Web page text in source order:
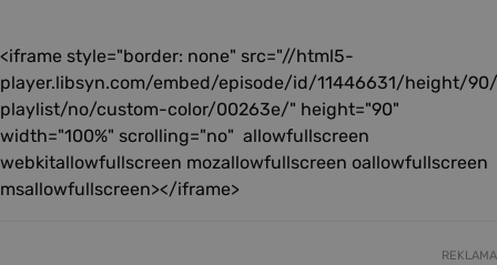
<iframe style="border: none" src="//html5-
player.libsyn.com/embed/episode/id/11446631/height/
playlist/no/custom-color/00263e/" height="90"
width="100%" scrolling="no" allowfullscreen
webkitallowfullscreen mozallowfullscreen oallowfullscreen
msallowfullscreen></iframe>
REKLAMA